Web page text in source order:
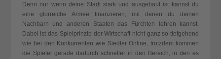
Denn nur wenn deine Stadt stark und ausgebaut ist kannst du
eine glorreiche Armee finanzieren, mit denen du deinen
Nachbarn und anderen Staaten das Fürchten lehren kannst.
Dabei ist das Spielprinzip der Wirtschaft nicht ganz so tiefgehend
wie bei den Konkurrenten wie Siedler Online, trotzdem kommen
die Spieler gerade dadurch schneller in den Bereich, in den es